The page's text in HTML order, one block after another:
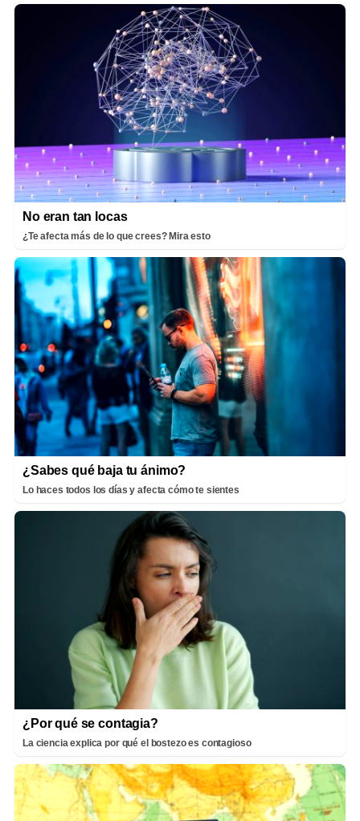
No eran tan locas
¿Te afecta más de lo que crees? Mira esto
¿Sabes qué baja tu ánimo?
Lo haces todos los días y afecta cómo te sientes
¿Por qué se contagia?
La ciencia explica por qué el bostezo es contagioso